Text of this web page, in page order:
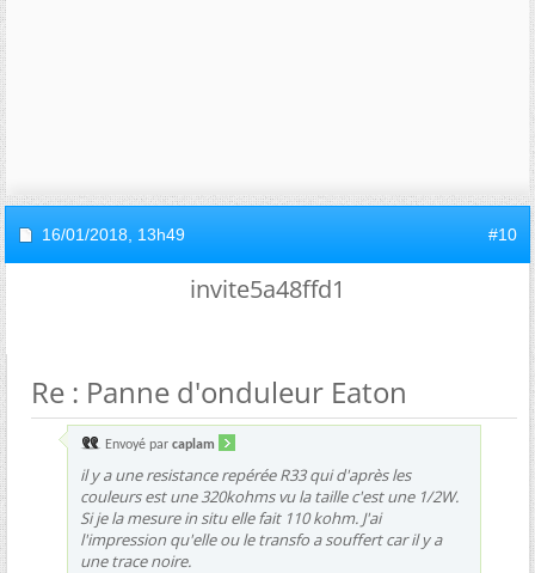
16/01/2018, 13h49 #10
invite5a48ffd1
Re : Panne d'onduleur Eaton
Envoyé par caplam
il y a une resistance repérée R33 qui d'après les
couleurs est une 320kohms vu la taille c'est une 1/2W.
Si je la mesure in situ elle fait 110 kohm. J'ai
l'impression qu'elle ou le transfo a souffert car il y a
une trace noire.